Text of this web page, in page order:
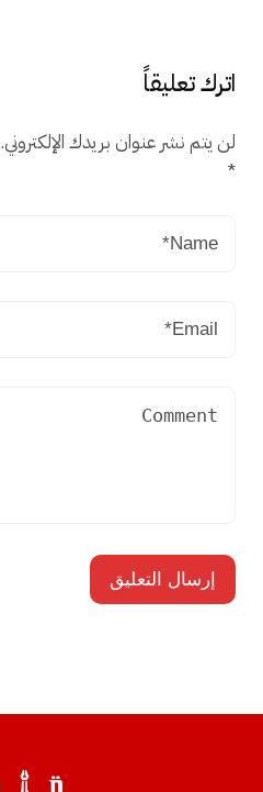
اترك تعليقاً
لن يتم نشر عنوان بريدك الإلكتروني.
*